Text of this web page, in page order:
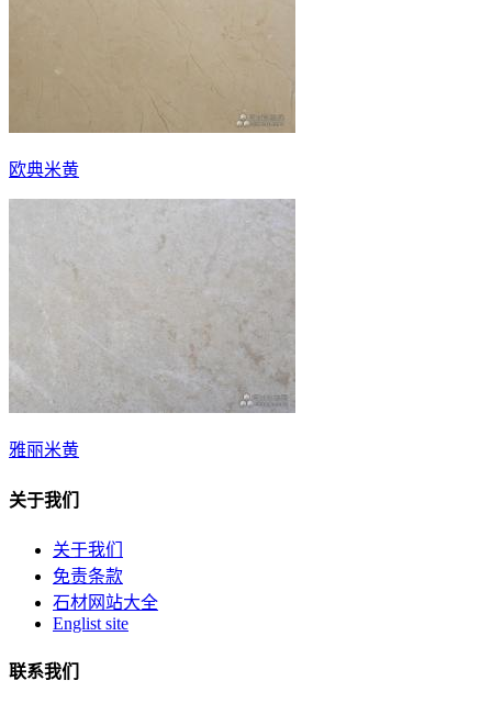
欧典米黄
雅丽米黄
关于我们
关于我们
免责条款
石材网站大全
Englist site
联系我们